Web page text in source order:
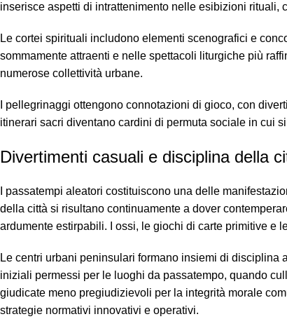
inserisce aspetti di intrattenimento nelle esibizioni
Le cortei spirituali includono elementi scenografici e
sommamente attraenti e nelle spettacoli liturgiche più
numerose collettività urbane.
I pellegrinaggi ottengono connotazioni di gioco, con
itinerari sacri diventano cardini di permuta sociale in cui
Divertimenti casuali e disciplina della
I passatempi aleatori costituiscono una delle
della città si risultano continuamente a dover
ardumente estirpabili. I ossi, le giochi di carte primitive e
Le centri urbani peninsulari formano insiemi di
iniziali permessi per le luoghi da passatempo, quando
giudicate meno pregiudizievoli per la integrità morale
strategie normativi innovativi e operativi.